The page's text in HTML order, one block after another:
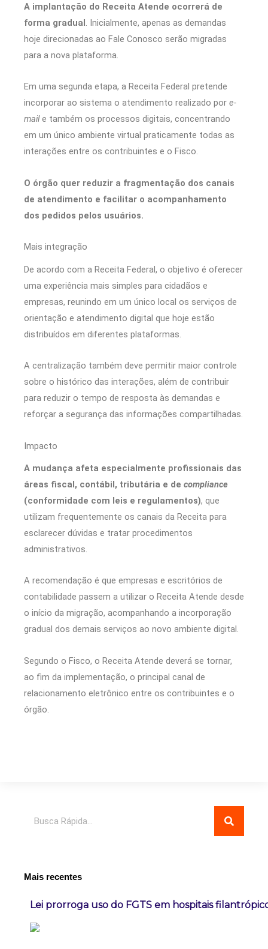
A implantação do Receita Atende ocorrerá de
forma gradual. Inicialmente, apenas as demandas
hoje direcionadas ao Fale Conosco serão migradas
para a nova plataforma.
Em uma segunda etapa, a Receita Federal pretende
incorporar ao sistema o atendimento realizado por e-
maile também os processos digitais, concentrando
em um único ambiente virtual praticamente todas as
interações entre os contribuintes e o Fisco.
O órgão quer reduzir a fragmentação dos canais
de atendimento e facilitar o acompanhamento
dos pedidos pelos usuários.
Mais integração
De acordo com a Receita Federal, o objetivo é oferecer
uma experiência mais simples para cidadãos e
empresas, reunindo em um único local os serviços de
orientação e atendimento digital que hoje estão
distribuídos em diferentes plataformas.
A centralização também deve permitir maior controle
sobre o histórico das interações, além de contribuir
para reduzir o tempo de resposta às demandas e
reforçar a segurança das informações compartilhadas.
Impacto
A mudança afeta especialmente profissionais das
áreas fiscal, contábil, tributária e de compliance
(conformidade com leis e regulamentos), que
utilizam frequentemente os canais da Receita para
esclarecer dúvidas e tratar procedimentos
administrativos.
A recomendação é que empresas e escritórios de
contabilidade passem a utilizar o Receita Atende desde
o início da migração, acompanhando a incorporação
gradual dos demais serviços ao novo ambiente digital.
Segundo o Fisco, o Receita Atende deverá se tornar,
ao fim da implementação, o principal canal de
relacionamento eletrônico entre os contribuintes e o
órgão.
Mais recentes
Lei prorroga uso do FGTS em hospitais